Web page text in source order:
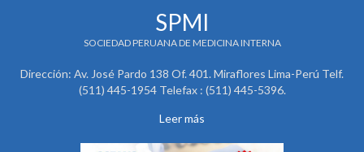
SPMI
SOCIEDAD PERUANA DE MEDICINA INTERNA
Dirección: Av. José Pardo 138 Of. 401. Miraflores Lima-Perú Telf.
(511) 445-1954 Telefax : (511) 445-5396.
Leer más